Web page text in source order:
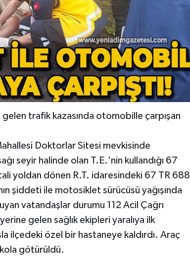
trafik kazasında otomobille çarpışan
Doktorlar Sitesi mevkisinde
seyir halinde olan T.E.'nin kullandığı 67
yoldan dönen R.T. idaresindeki 67 TR 688
şiddeti ile motosiklet sürücüsü yağışında
vatandaşlar durumu 112 Acil Çağrı
gelen sağlık ekipleri yaralıya ilk
ilçedeki özel bir hastaneye kaldırdı. Araç
götürüldü.